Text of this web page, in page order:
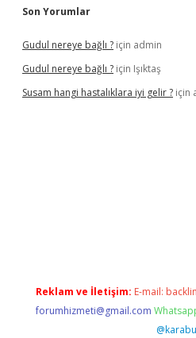
Son Yorumlar
Gudul nereye bağlı ? için admin
Gudul nereye bağlı ? için Işıktaş
Susam hangi hastalıklara iyi gelir ? için
Reklam ve İletişim: E-mail:
forumhizmeti@gmail.com